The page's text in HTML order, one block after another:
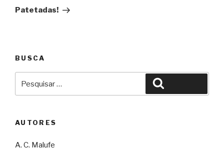
Patetadas!
BUSCA
AUTORES
A. C. Malufe